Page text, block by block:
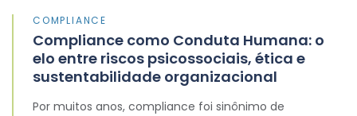
COMPLIANCE
Compliance como Conduta Humana: o
elo entre riscos psicossociais, ética e
sustentabilidade organizacional
Por muitos anos, compliance foi sinônimo de